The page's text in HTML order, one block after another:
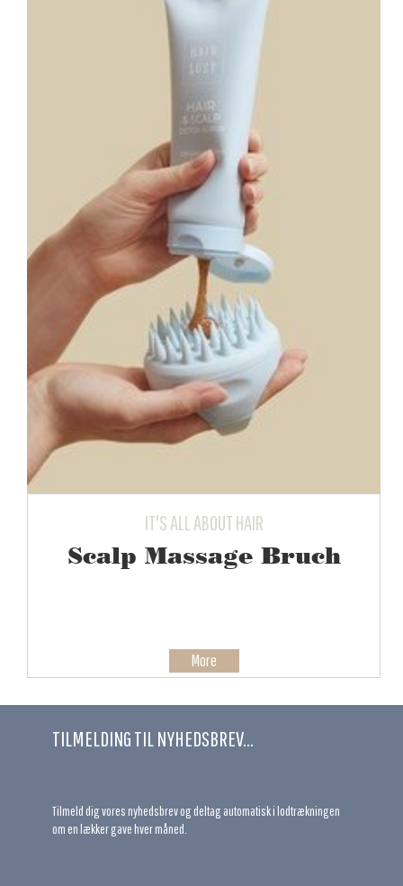
IT'S ALL ABOUT HAIR
Scalp Massage Bruch
More
TILMELDING TIL NYHEDSBREV...
Tilmeld dig vores nyhedsbrev og deltag automatisk i lodtrækningen
om en lækker gave hver måned.